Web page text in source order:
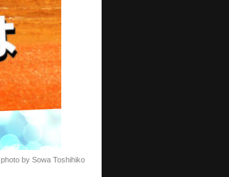
photo by Sowa Toshihiko